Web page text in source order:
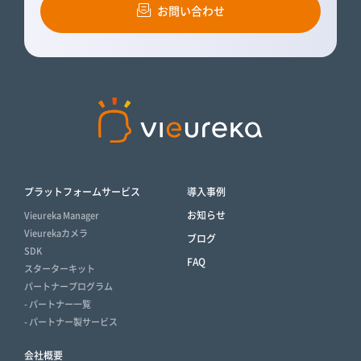
お問い合わせ
プラットフォームサービス
Vieureka Manager
Vieurekaカメラ
SDK
スターターキット
パートナープログラム
- パートナー一覧
- パートナー製サービス
導入事例
お知らせ
ブログ
FAQ
会社概要